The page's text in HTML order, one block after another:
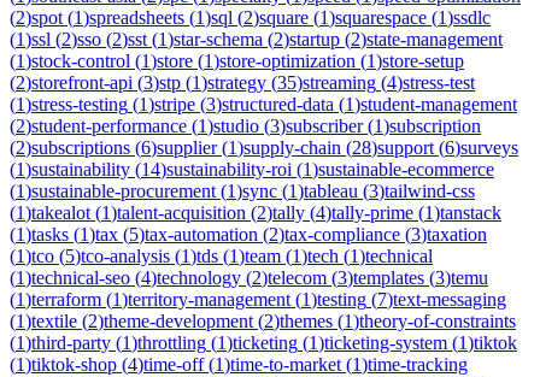
(2)spot (1)spreadsheets (1)sql (2)square (1)squarespace (1)ssdlc
(1)ssl (2)sso (2)sst (1)star-schema (2)startup (2)state-management
(1)stock-control (1)store (1)store-optimization (1)store-setup
(2)storefront-api (3)stp (1)strategy (35)streaming (4)stress-test
(1)stress-testing (1)stripe (3)structured-data (1)student-management
(2)student-performance (1)studio (3)subscriber(1)subscription
(2)subscriptions (6)supplier(1)supply-chain (28)support (6)surveys
(1)sustainability (14)sustainability-roi (1)sustainable-ecommerce
(1)sustainable-procurement (1)sync (1)tableau (3)tailwind-css
(1)takealot (1)talent-acquisition (2)tally (4)tally-prime (1)tanstack
(1)tasks (1)tax (5)tax-automation (2)tax-compliance (3)taxation
(1)tco (5)tco-analysis (1)tds (1)team (1)tech (1)technical
(1)technical-seo (4)technology (2)telecom (3)templates (3)temu
(1)terraform (1)territory-management (1)testing (7)text-messaging
(1)textile (2)theme-development (2)themes (1)theory-of-constraints
(1)third-party (1)throttling (1)ticketing (1)ticketing-system (1)tiktok
(1)tiktok-shop (4)time-off(1)time-to-market (1)time-tracking